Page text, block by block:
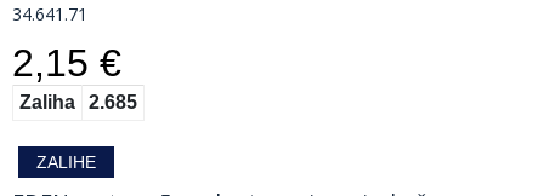
34.641.71
2,15 €
Zaliha 2.685
ZALIHE